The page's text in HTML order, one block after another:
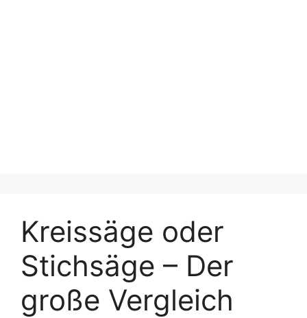
Kreissäge oder
Stichsäge – Der
große Vergleich